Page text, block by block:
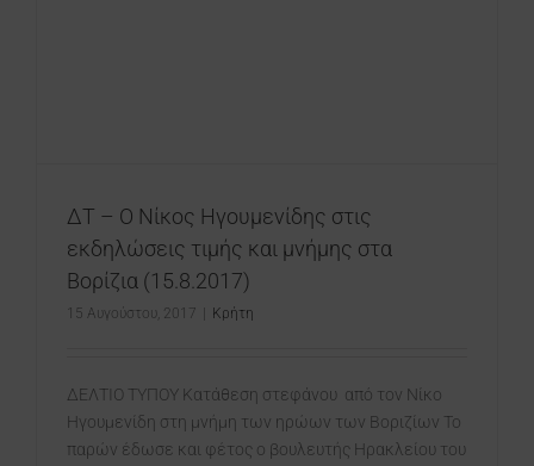
ΔΤ – Ο Νίκος Ηγουμενίδης στις
εκδηλώσεις τιμής και μνήμης στα
Βορίζια (15.8.2017)
15 Αυγούστου, 2017 Κρήτη
ΔΕΛΤΙΟ ΤΥΠΟΥ Κατάθεση στεφάνου από τον Νίκο
Ηγουμενίδη στη μνήμη των ηρώων των Βοριζίων Το
παρών έδωσε και φέτος ο βουλευτής Ηρακλείου του